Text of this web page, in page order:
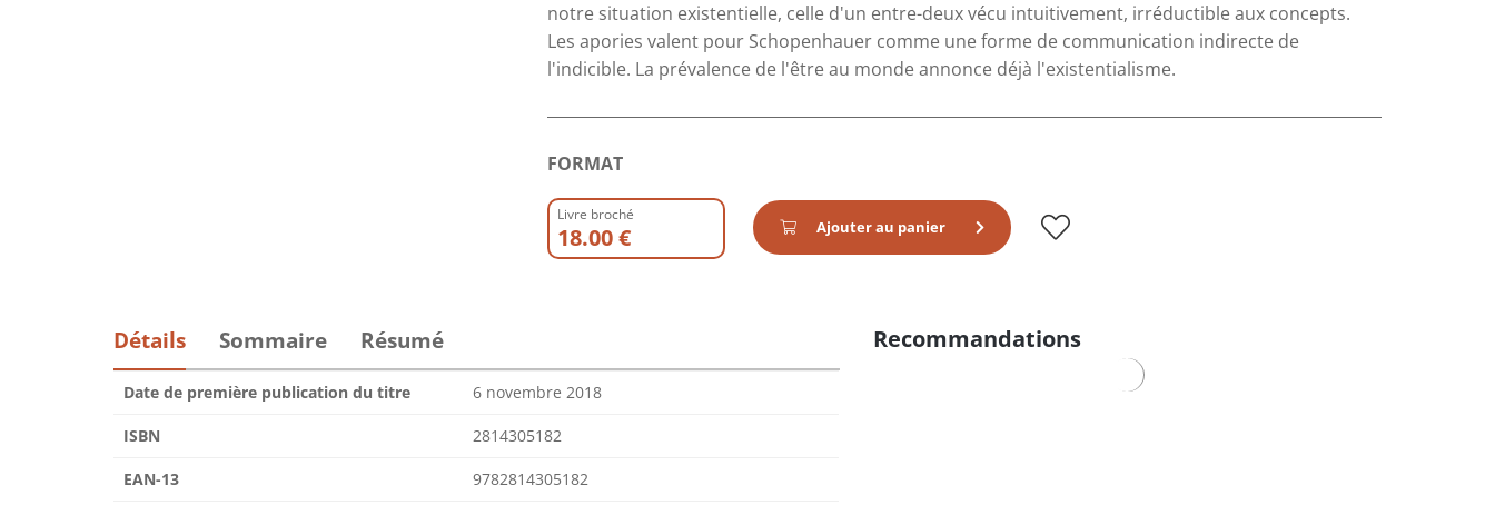
notre situation existentielle, celle d'un entre-deux vécu intuitivement, irréductible aux concepts.
Les apories valent pour Schopenhauer comme une forme de communication indirecte de
l'indicible. La prévalence de l'être au monde annonce déjà l'existentialisme.
FORMAT
Livre broché
18.00 € Ajouter au panier
Détails Sommaire Résumé
Date de première publication du titre 6 novembre 2018
ISBN 2814305182
EAN-13 9782814305182
Recommandations